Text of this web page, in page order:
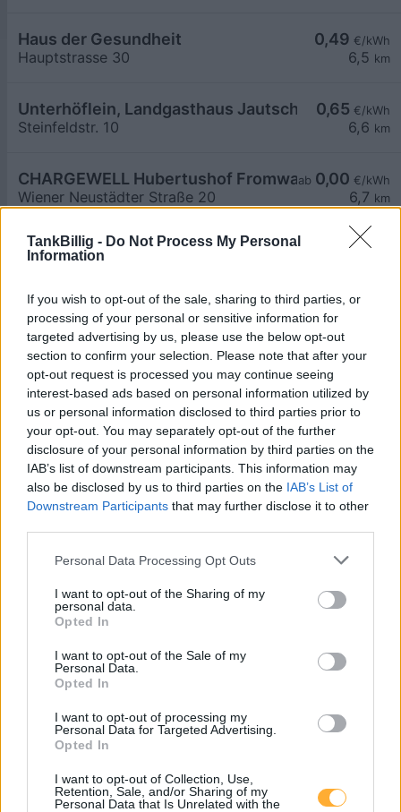
TankBillig - Do Not Process My Personal
Information
If you wish to opt-out of the sale, sharing to third parties, or
processing of your personal or sensitive information for
targeted advertising by us, please use the below opt-out
section to confirm your selection. Please note that after your
opt-out request is processed you may continue seeing
interest-based ads based on personal information utilized by
us or personal information disclosed to third parties prior to
your opt-out. You may separately opt-out of the further
disclosure of your personal information by third parties on the
IAB’s list of downstream participants. This information may
also be disclosed by us to third parties on the IAB’s List of
Downstream Participants that may further disclose it to other
Personal Data Processing Opt Outs
I want to opt-out of the Sharing of my
personal data.
Opted In
I want to opt-out of the Sale of my
Personal Data.
Opted In
I want to opt-out of processing my
Personal Data for Targeted Advertising.
Opted In
I want to opt-out of Collection, Use,
Retention, Sale, and/or Sharing of my
Personal Data that Is Unrelated with the
0,49 €/kWh
6,5 km
Haus der Gesundheit
Hauptstrasse 30
0,65 €/kWh
6,6 km
Unterhöflein, Landgasthaus Jautschnig
Steinfeldstr. 10
ab 0,00 €/kWh
6,7 km
CHARGEWELL Hubertushof Fromwald
Wiener Neustädter Straße 20
AT_Orthuber Cupra_2620_002 öffentlich
AT_Orthuber Box_2620_007 öffentlich
Augasse 22
6,8
AT_Orthuber Box_2620_008 öffentlich
Augasse 22
6,8
AT_Orthuber_2620_001 öffentlich
Augasse 22
0,65€/kWh
Bad Fischau, Bad
0,65
Bad Fischau, Bad
Badgasse 10
0,45
LAT0519EVCP01
Schraubenwerkstrasse 8
0,75
Neunkirchen, EKZ Panoramapark
Schraubenwerkstrasse 1
0,75
Neunkirchen, Möbelix